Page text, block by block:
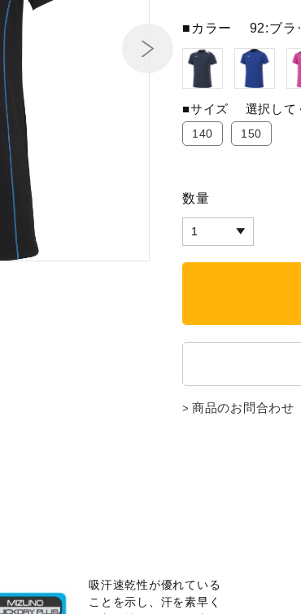
マーガレット・ハウエル｜特集
KICKS & ECHO｜特集
■カラー 92:ブラ
■サイズ 選択して
140 150
数量
商品のお問合わせ
吸汗速乾性が優れている
ことを示し、汗を素早く